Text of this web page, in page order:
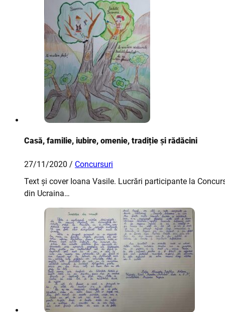
Casă, familie, iubire, omenie, tradiție și rădăcini
27/11/2020 / Concursuri
Text și cover Ioana Vasile. Lucrări participante la
din Ucraina…